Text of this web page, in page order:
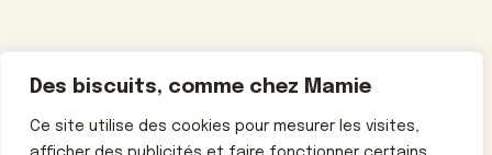
Des biscuits, comme chez Mamie
Ce site utilise des cookies pour mesurer les visites,